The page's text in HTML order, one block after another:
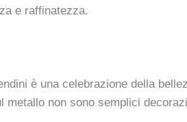
e raffinatezza.
è una celebrazione della
non sono semplici